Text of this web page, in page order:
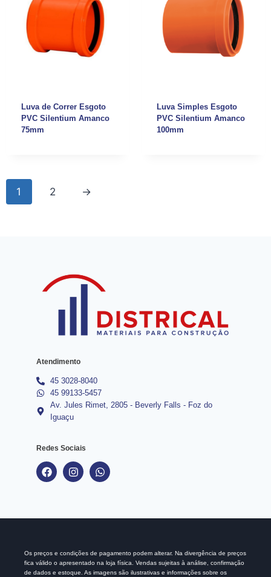
Luva de Correr Esgoto
PVC Silentium Amanco
75mm
Luva Simples Esgoto
PVC Silentium Amanco
100mm
1 2 →
Atendimento
45 3028-8040
45 99133-5457
Av. Jules Rimet, 2805 - Beverly Falls - Foz do
Iguaçu
Redes Sociais
Os preços e condições de pagamento podem alterar. Na divergência de preços
fica válido o apresentado na loja física. Vendas sujeitas à análise, confirmação
de dados e estoque. As imagens são ilustrativas e informações sobre os